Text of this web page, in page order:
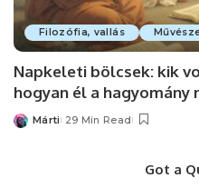
Filozófia, vallás
Napkeleti bölcsek: kik
hogyan él a hagyomány
Posted
Márti 29 Min Read
Got a